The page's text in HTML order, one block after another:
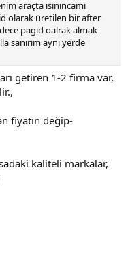
araçta ısınıncamı
olarak üretilen bir after
pagid oalrak almak
sanırım aynı yerde
getiren 1-2 firma var,
fiyatın değip-
kaliteli markalar,